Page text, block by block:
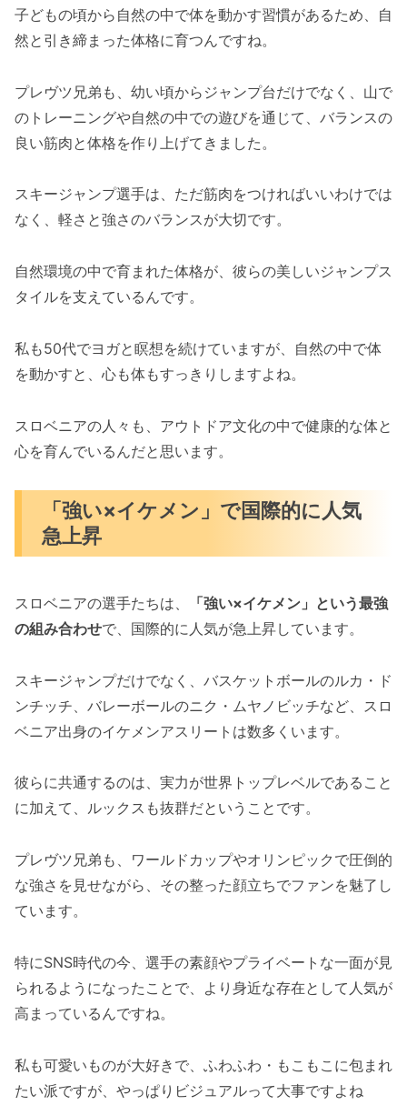
子どもの頃から自然の中で体を動かす習慣があるため、自
然と引き締まった体格に育つんですね。
プレヴツ兄弟も、幼い頃からジャンプ台だけでなく、山で
のトレーニングや自然の中での遊びを通じて、バランスの
良い筋肉と体格を作り上げてきました。
スキージャンプ選手は、ただ筋肉をつければいいわけでは
なく、軽さと強さのバランスが大切です。
自然環境の中で育まれた体格が、彼らの美しいジャンプス
タイルを支えているんです。
私も50代でヨガと瞑想を続けていますが、自然の中で体
を動かすと、心も体もすっきりしますよね。
スロベニアの人々も、アウトドア文化の中で健康的な体と
心を育んでいるんだと思います。
「強い×イケメン」で国際的に人気
急上昇
スロベニアの選手たちは、
「強い×イケメン」という最強
の組み合わせで、国際的に人気が急上昇しています。
スキージャンプだけでなく、バスケットボールのルカ・ド
ンチッチ、バレーボールのニク・ムヤノビッチなど、スロ
ベニア出身のイケメンアスリートは数多くいます。
彼らに共通するのは、実力が世界トップレベルであること
に加えて、ルックスも抜群だということです。
プレヴツ兄弟も、ワールドカップやオリンピックで圧倒的
な強さを見せながら、その整った顔立ちでファンを魅了し
ています。
特にSNS時代の今、選手の素顔やプライベートな一面が見
られるようになったことで、より身近な存在として人気が
高まっているんですね。
私も可愛いものが大好きで、ふわふわ・もこもこに包まれ
たい派ですが、やっぱりビジュアルって大事ですよね